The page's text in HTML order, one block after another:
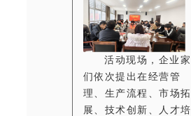
活动现场，企业家
们依次提出在经营管
理、生产流程、市场拓
展、技术创新、人才培